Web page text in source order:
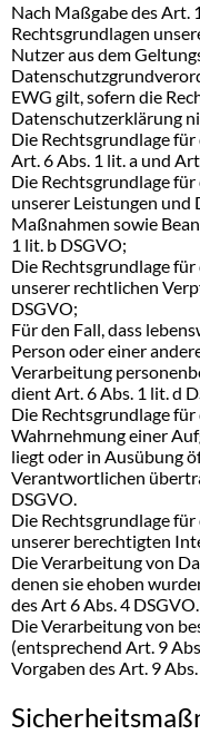
Nach Maßgabe des Art.
Rechtsgrundlagen
Nutzer aus dem
EWG gilt, sofern die
Datenschutzerklärung
Die Rechtsgrundlage
Art. 6 Abs. 1 lit. a und
Die Rechtsgrundlage
unserer Leistungen
Maßnahmen sowie
1 lit. b DSGVO;
Die Rechtsgrundlage
unserer rechtlichen
DSGVO;
Für den Fall, dass
Person oder einer
Verarbeitung
dient Art. 6 Abs. 1 lit. d
Die Rechtsgrundlage
Wahrnehmung einer
liegt oder in Ausübung
Verantwortlichen
DSGVO.
Die Rechtsgrundlage
unserer berechtigten
Die Verarbeitung von
denen sie ehoben
des Art 6 Abs. 4 DSGVO.
Die Verarbeitung von
(entsprechend Art. 9
Vorgaben des Art. 9